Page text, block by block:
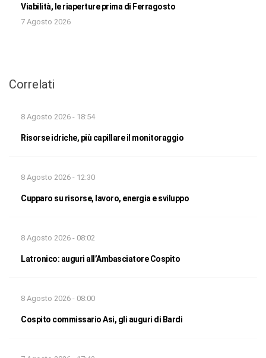
Viabilità, le riaperture prima di Ferragosto
7 Agosto 2026
Correlati
8 Agosto 2026 - 18:54
Risorse idriche, più capillare il monitoraggio
8 Agosto 2026 - 12:30
Cupparo su risorse, lavoro, energia e sviluppo
8 Agosto 2026 - 08:02
Latronico: auguri all’Ambasciatore Cospito
8 Agosto 2026 - 08:00
Cospito commissario Asi, gli auguri di Bardi